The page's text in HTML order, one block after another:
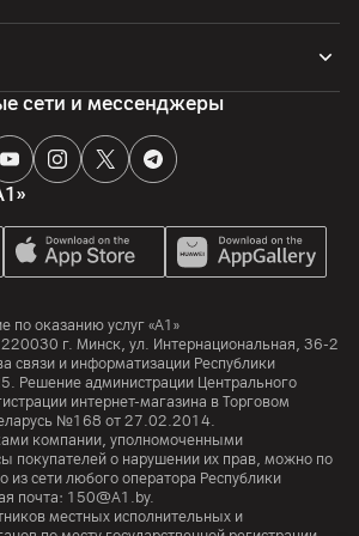
памяти
ОЗУ LPDDR5X 9600, встроенная UFS
сети и мессенджеры
по оказанию услуг «А1»
220030 г. Минск, ул. Интернациональная, 36-2
связи и информатизации Республики
Решение администрации Центрального
интернет-магазина в Торговом
№168 от 27.02.2014.
компании, уполномоченными
покупателей о нарушении их прав, можно по
из сети любого оператора Республики
почта: 150@A1.by.
местных исполнительных и